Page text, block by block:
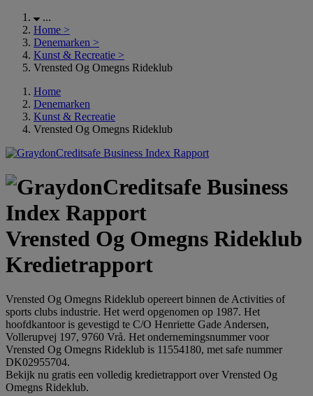
...
Home >
Denemarken >
Kunst & Recreatie >
Vrensted Og Omegns Rideklub
Home
Denemarken
Kunst & Recreatie
Vrensted Og Omegns Rideklub
Vrensted Og Omegns Rideklub
Kredietrapport
Vrensted Og Omegns Rideklub opereert binnen de Activities of
sports clubs industrie. Het werd opgenomen op 1987. Het
hoofdkantoor is gevestigd te C/O Henriette Gade Andersen,
Vollerupvej 197, 9760 Vrå. Het ondernemingsnummer voor
Vrensted Og Omegns Rideklub is 11554180, met safe nummer
DK02955704.
Bekijk nu gratis een volledig kredietrapport over Vrensted Og
Omegns Rideklub.